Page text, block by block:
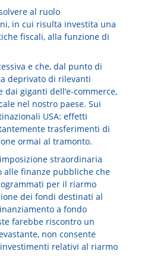
al ruolo
in cui risulta investita una
fiscali, alla funzione di
e che, dal punto di
deprivato di rilevanti
giganti dell’e-commerce,
nel nostro paese. Sui
USA: effetti
trasferimenti di
ormai al tramonto.
straordinaria
finanze pubbliche che
per il riarmo
dei fondi destinati al
a fondo
farebbe riscontro un
non consente
relativi al riarmo